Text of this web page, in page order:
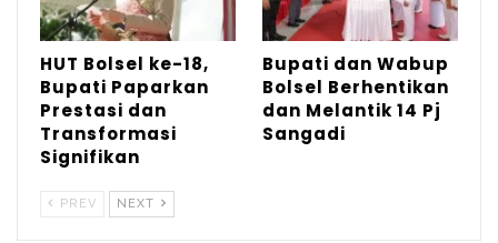
Bupati juga mengucapkan rasa terima kasih
para camat yang pernah menjabat sebagai
HUT Bolsel ke-18,
Bupati Paparkan
Prestasi dan
Transformasi
Signifikan
Bupati dan Wabup
Bolsel Berhentikan
dan Melantik 14 Pj
Sangadi
PREV NEXT